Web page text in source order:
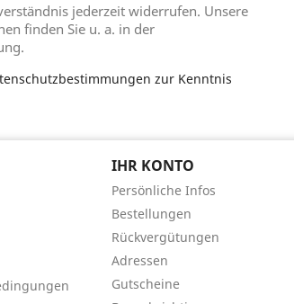
jederzeit widerrufen. Unsere
finden Sie u. a. in der
zur Kenntnis
IHR KONTO
Persönliche Infos
Bestellungen
Rückvergütungen
Adressen
Gutscheine